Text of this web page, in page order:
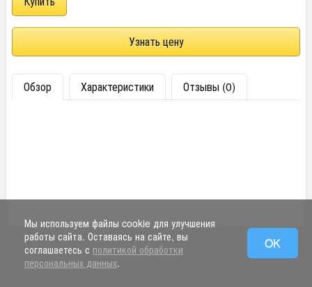
Узнать цену
Обзор Характеристики Отзывы (0)
Мы используем файлы cookie для улучшения
работы сайта. Оставаясь на сайте, вы
соглашаетесь с политикой обработки
персональных данных.
OK